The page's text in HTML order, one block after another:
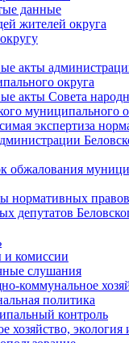
данные
жителей округа
акты
округа
акты Совета
муниципального
экспертиза
обжалования
нормативных
депутатов
и комиссии
слушания
коммунальное
политика
контроль
хозяйство, экология